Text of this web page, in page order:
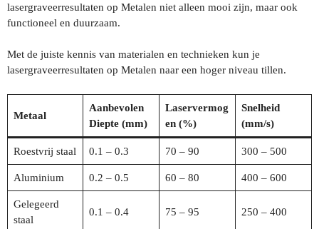
lasergraveerresultaten op Metalen niet alleen mooi zijn, maar ook
functioneel en duurzaam.
Met de juiste kennis van materialen en technieken kun je
lasergraveerresultaten op Metalen naar een hoger niveau tillen.
Metaal
Aanbevolen
Diepte (mm)
Laservermog
en (%)
Snelheid
(mm/s)
Roestvrij staal 0.1 – 0.3 70 – 90 300 – 500
Aluminium 0.2 – 0.5 60 – 80 400 – 600
Gelegeerd
staal
0.1 – 0.4 75 – 95 250 – 400